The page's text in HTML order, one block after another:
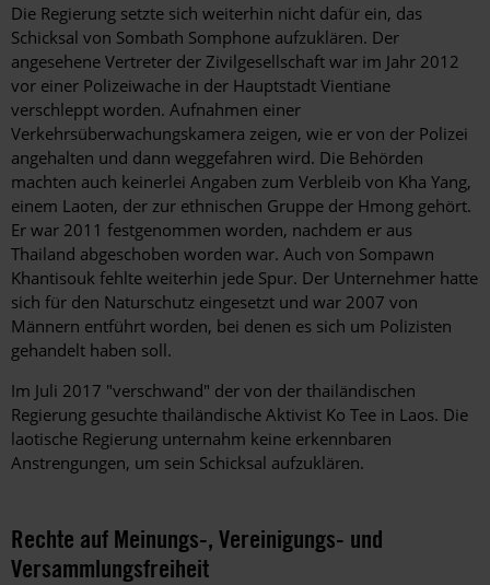
Die Regierung setzte sich weiterhin nicht dafür ein, das
Schicksal von Sombath Somphone aufzuklären. Der
angesehene Vertreter der Zivilgesellschaft war im Jahr 2012
vor einer Polizeiwache in der Hauptstadt Vientiane
verschleppt worden. Aufnahmen einer
Verkehrsüberwachungskamera zeigen, wie er von der Polizei
angehalten und dann weggefahren wird. Die Behörden
machten auch keinerlei Angaben zum Verbleib von Kha Yang,
einem Laoten, der zur ethnischen Gruppe der Hmong gehört.
Er war 2011 festgenommen worden, nachdem er aus
Thailand abgeschoben worden war. Auch von Sompawn
Khantisouk fehlte weiterhin jede Spur. Der Unternehmer hatte
sich für den Naturschutz eingesetzt und war 2007 von
Männern entführt worden, bei denen es sich um Polizisten
gehandelt haben soll.
Im Juli 2017 "verschwand" der von der thailändischen
Regierung gesuchte thailändische Aktivist Ko Tee in Laos. Die
laotische Regierung unternahm keine erkennbaren
Anstrengungen, um sein Schicksal aufzuklären.
Rechte auf Meinungs-, Vereinigungs- und
Versammlungsfreiheit